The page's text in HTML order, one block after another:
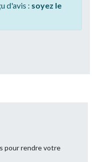
d'avis : soyez le
pour rendre votre